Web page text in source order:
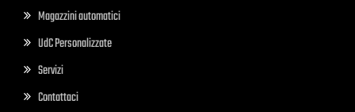
Magazzini automatici
UdC Personalizzate
Servizi
Contattaci